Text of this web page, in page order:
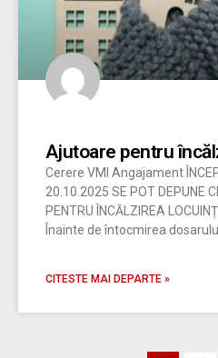
Ajutoare pentru
Cerere VMI Angajament
20.10.2025 SE POT DEPUNE
PENTRU ÎNCĂLZIREA
Înainte de întocmirea
CITESTE MAI DEPARTE »